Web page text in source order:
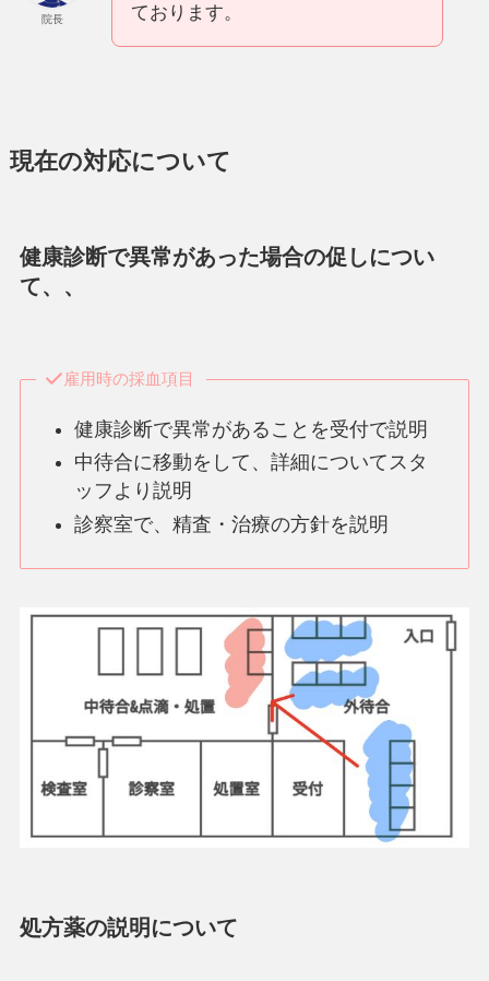
院長
ております。
現在の対応について
健康診断で異常があった場合の促しについ
て、、
雇用時の採血項目
健康診断で異常があることを受付で説明
中待合に移動をして、詳細についてスタ
ッフより説明
診察室で、精査・治療の方針を説明
処方薬の説明について